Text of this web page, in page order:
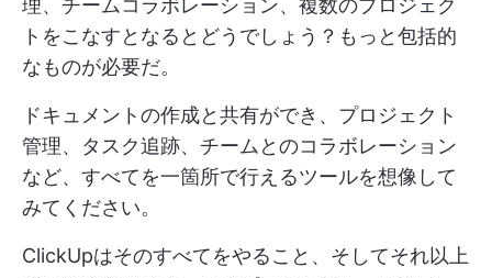
理、チームコラボレーション、複数のプロジェク
トをこなすとなるとどうでしょう？もっと包括的
なものが必要だ。
ドキュメントの作成と共有ができ、プロジェクト
管理、タスク追跡、チームとのコラボレーション
など、すべてを一箇所で行えるツールを想像して
みてください。
ClickUpはそのすべてをやること、そしてそれ以上